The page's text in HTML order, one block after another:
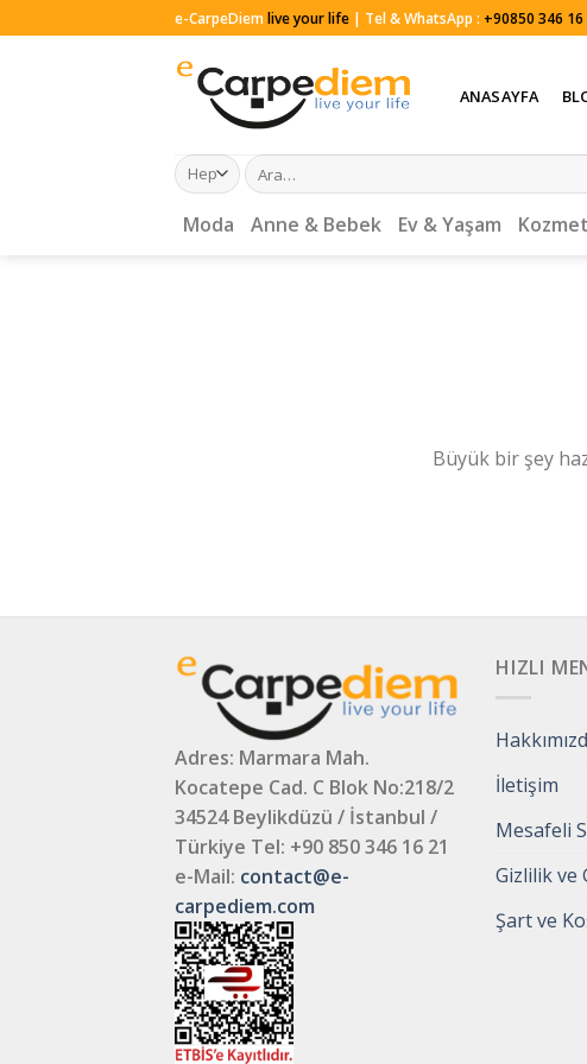
to
e-CarpeDiemlive your life | Tel & WhatsApp : +90850 346 16
ANASAYFA
Ara:
Moda Anne & Bebek Ev & Yaşam
Büyük bir şey
Adres: Marmara Mah.
Kocatepe Cad. C Blok No:218/2
34524 Beylikdüzü / İstanbul /
Türkiye Tel: +90 850 346 16 21
e-Mail: contact@e-
carpediem.com
HIZLI
İletişim
Mesafeli
Gizlilik ve
Şart ve